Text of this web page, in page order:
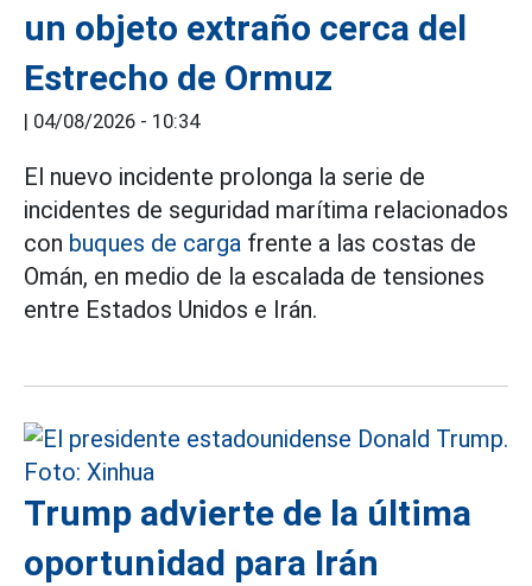
un objeto extraño cerca del
Estrecho de Ormuz
| 04/08/2026 - 10:34
El nuevo incidente prolonga la serie de
incidentes de seguridad marítima relacionados
con buques de carga frente a las costas de
Omán, en medio de la escalada de tensiones
entre Estados Unidos e Irán.
Trump advierte de la última
oportunidad para Irán